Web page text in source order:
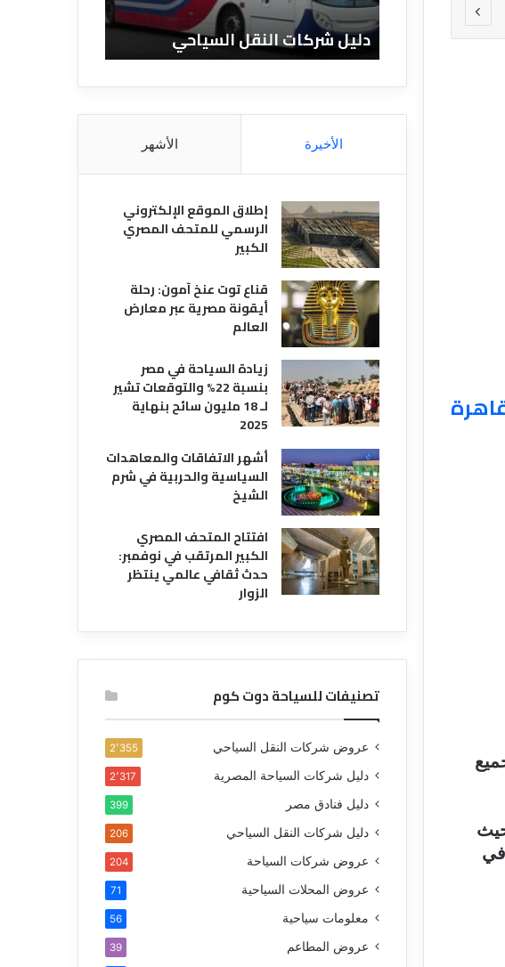
في
ا
ت
ل
ل
س
ح
ي
دليل شركات النقل السياحي
م
ي
الأخيرة الأشهر
إطلاق الموقع الإلكتروني
الرسمي للمتحف المصري
الكبير
قناع توت عنخ آمون: رحلة
أيقونة مصرية عبر معارض
العالم
زيادة السياحة في مصر
بنسبة 22% والتوقعات تشير
لـ 18 مليون سائح بنهاية
2025
أشهر الاتفاقات والمعاهدات
السياسية والحربية في شرم
الشيخ
افتتاح المتحف المصري
الكبير المرتقب في نوفمبر:
حدث ثقافي عالمي ينتظر
الزوار
تصنيفات للسياحة دوت كوم
عروض شركات النقل السياحي 2٬355
دليل شركات السياحة المصرية 2٬317
دليل فنادق مصر 399
دليل شركات النقل السياحي 206
عروض شركات السياحة 204
عروض المحلات السياحية 71
معلومات سياحية 56
عروض المطاعم 39